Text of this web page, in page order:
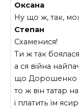
Оксана
Ну що ж, так,
Степан
Схаменися!
Ти ж так
а ся війна
що Дорошенко
то ж він татар
і платить їм